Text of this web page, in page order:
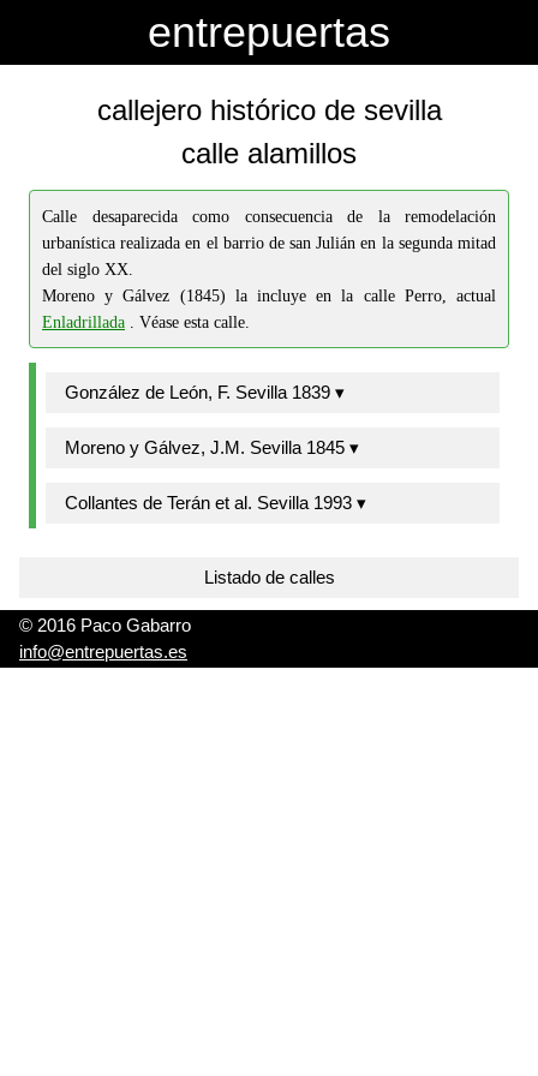
entrepuertas
callejero histórico de sevilla
calle alamillos
Calle desaparecida como consecuencia de la remodelación
urbanística realizada en el barrio de san Julián en la segunda mitad
del siglo XX.
Moreno y Gálvez (1845) la incluye en la calle Perro, actual
Enladrillada . Véase esta calle.
González de León, F. Sevilla 1839 ▾
Moreno y Gálvez, J.M. Sevilla 1845 ▾
Collantes de Terán et al. Sevilla 1993 ▾
Listado de calles
© 2016 Paco Gabarro
info@entrepuertas.es